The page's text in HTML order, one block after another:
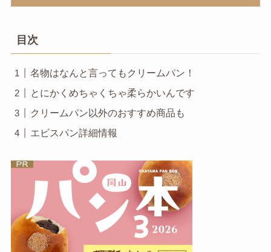
目次
名物はなんと言ってもクリームパン！
とにかくめちゃくちゃ柔らかいんです
クリームパン以外のおすすめ商品も
エビスパン詳細情報